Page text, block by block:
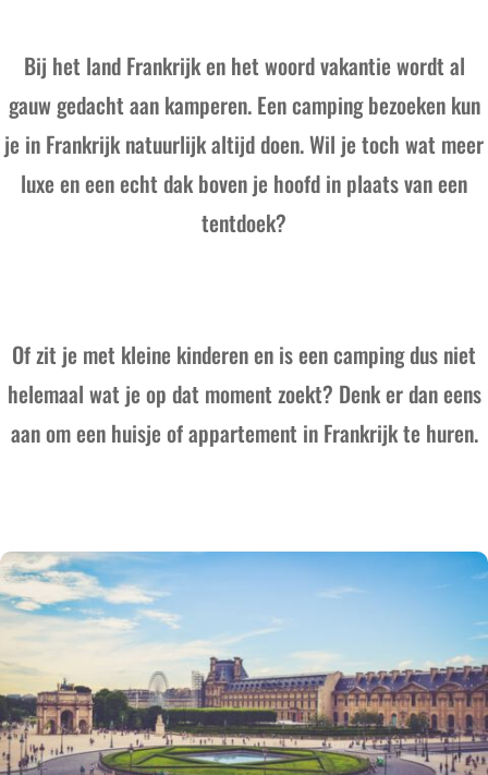
Bij het land Frankrijk en het woord vakantie wordt al
gauw gedacht aan kamperen. Een camping bezoeken kun
je in Frankrijk natuurlijk altijd doen. Wil je toch wat meer
luxe en een echt dak boven je hoofd in plaats van een
tentdoek?
Of zit je met kleine kinderen en is een camping dus niet
helemaal wat je op dat moment zoekt? Denk er dan eens
aan om een huisje of appartement in Frankrijk te huren.